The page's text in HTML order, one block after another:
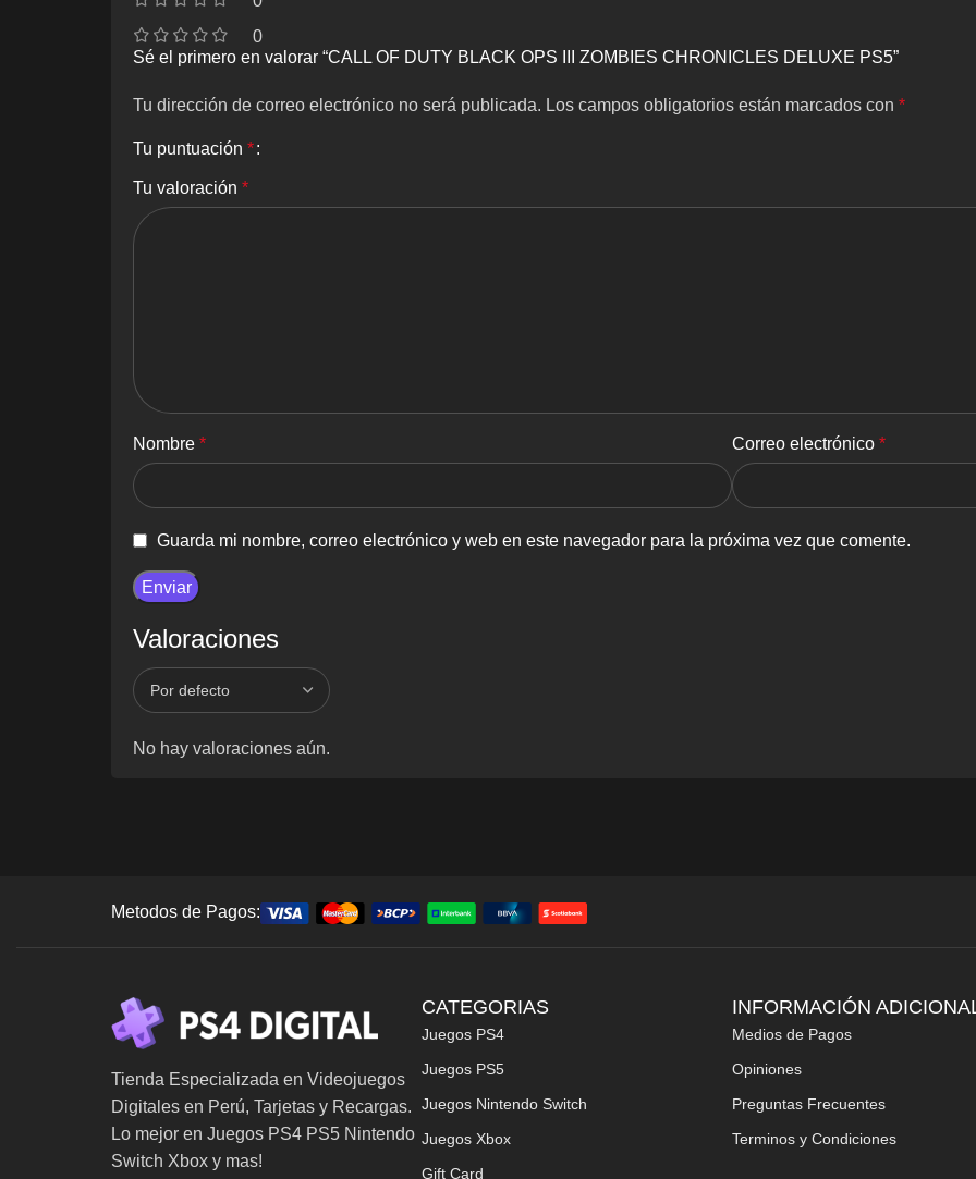
0
Valoraciones
No hay valoraciones aún.
Sé el primero en valorar “CALL OF DUTY BLACK OPS III ZOMBIES CHRONICLES DELUXE PS5”
Tu dirección de correo electrónico no será publicada. Los campos obligatorios están marcados con *
Tu puntuación *
Tu valoración *
Nombre * Correo electrónico *
Guarda mi nombre, correo electrónico y web en este navegador para la próxima vez que comente.
Metodos de Pagos:
Tienda Especializada en Videojuegos
Digitales en Perú, Tarjetas y Recargas.
Lo mejor en Juegos PS4 PS5 Nintendo
Switch Xbox y mas!
CATEGORIAS
Juegos PS4
Juegos PS5
Juegos Nintendo Switch
Juegos Xbox
Gift Card
INFORMACIÓN
Medios de Pagos
Opiniones
Preguntas Frecuentes
Terminos y Condiciones